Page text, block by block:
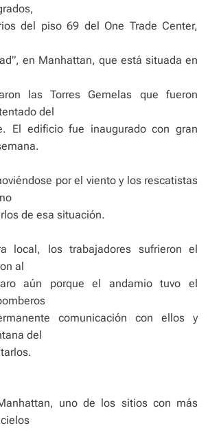
del piso 69 del One Trade Center,
en Manhattan, que está situada en
las Torres Gemelas que fueron
del
El edificio fue inaugurado con gran
por el viento y los rescatistas
de esa situación.
local, los trabajadores sufrieron el
al
aún porque el andamio tuvo el
comunicación con ellos y
del
uno de los sitios con más